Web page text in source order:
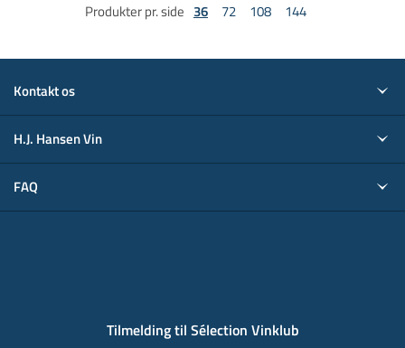
Produkter pr. side 36 72 108 144
Kontakt os
H.J. Hansen Vin
FAQ
Tilmelding til Sélection Vinklub